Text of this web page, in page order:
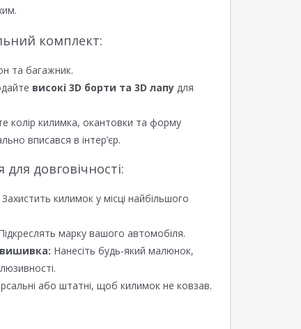
комплект:
та багажник.
високі 3D борти та 3D лапу для
колір килимка, окантовки та форму
вписався в інтер’єр.
довговічності:
Захистить килимок у місці найбільшого
марку вашого автомобіля.
Нанесіть будь-який малюнок,
або штатні, щоб килимок не ковзав.